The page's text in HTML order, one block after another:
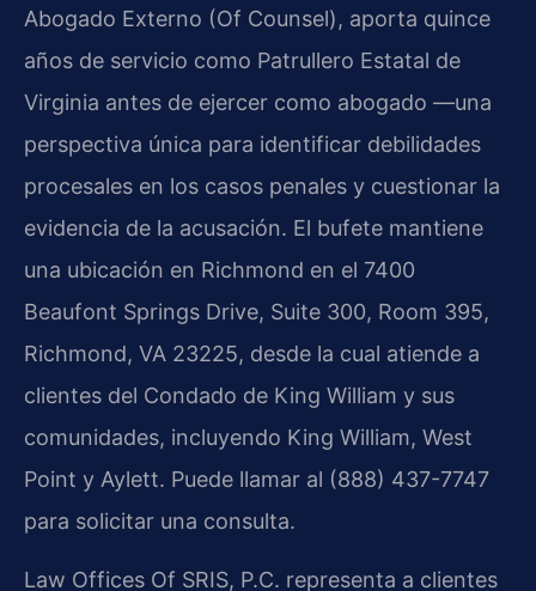
Abogado Externo (Of Counsel), aporta quince
años de servicio como Patrullero Estatal de
Virginia antes de ejercer como abogado —una
perspectiva única para identificar debilidades
procesales en los casos penales y cuestionar la
evidencia de la acusación. El bufete mantiene
una ubicación en Richmond en el 7400
Beaufont Springs Drive, Suite 300, Room 395,
Richmond, VA 23225, desde la cual atiende a
clientes del Condado de King William y sus
comunidades, incluyendo King William, West
Point y Aylett. Puede llamar al (888) 437-7747
para solicitar una consulta.
Law Offices Of SRIS, P.C. representa a clientes